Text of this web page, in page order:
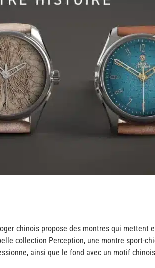
chinois propose des montres qui mettent
collection Perception, une montre sport-
ainsi que le fond avec un motif